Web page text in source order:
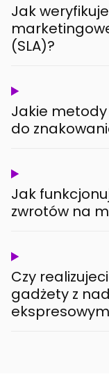
Jak
(SLA)?
Jakie
do
Jak
zwrotów na
Czy
gadżety z